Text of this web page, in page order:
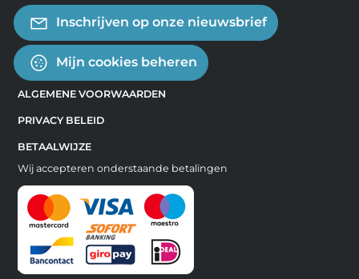
Inschrijven op onze nieuwsbrief
Mijn cookies beheren
ALGEMENE VOORWAARDEN
PRIVACY BELEID
BETAALWIJZE
Wij accepteren onderstaande betalingen